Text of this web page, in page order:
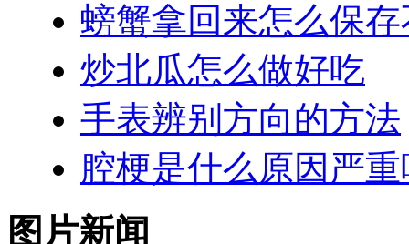
螃蟹拿回来怎么保
炒北瓜怎么做好吃
手表辨别方向的方法
腔梗是什么原因严重
图片新闻